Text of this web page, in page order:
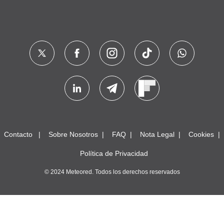
Contacto Sobre Nosotros FAQ Nota Legal Cookies
Política de Privacidad
© 2024 Meteored. Todos los derechos reservados